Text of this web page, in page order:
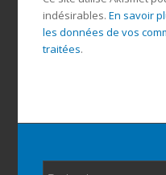
indésirables. En savoir
les données de vos
traitées.